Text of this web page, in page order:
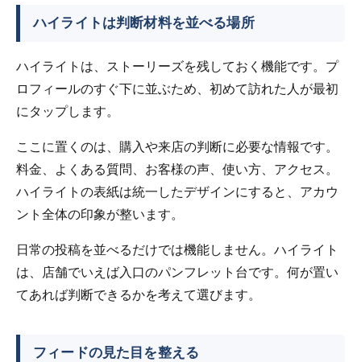
ハイライトは判断材料を並べる場所
ハイライトは、ストーリーズを残しておく機能です。プ
ロフィールのすぐ下に並ぶため、初めて訪れた人が最初
にタップします。
ここに置くのは、購入や来店の判断に必要な情報です。
料金、よくある質問、お客様の声、使い方、アクセス。
ハイライトの表紙は統一したデザインにすると、アカウ
ント全体の印象が整います。
日常の投稿を並べるだけでは機能しません。ハイライト
は、店舗でいえば入口のパンフレット台です。何が置い
てあれば判断できるかを考えて選びます。
フィードの見た目を整える